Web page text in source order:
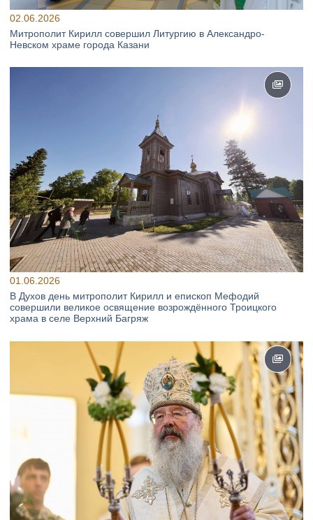
02.06.2026
Митрополит Кирилл совершил Литургию в Александро-
Невском храме города Казани
01.06.2026
В Духов день митрополит Кирилл и епископ Мефодий
совершили великое освящение возрождённого Троицкого
храма в селе Верхний Багряж